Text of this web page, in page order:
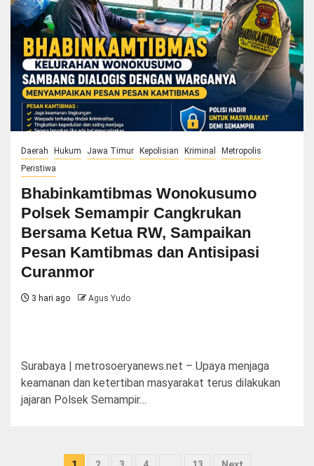
Daerah Hukum Jawa Timur Kepolisian Kriminal
Metropolis
Peristiwa
Bhabinkamtibmas Wonokusumo
Polsek Semampir Cangkrukan
Bersama Ketua RW, Sampaikan
Pesan Kamtibmas dan Antisipasi
Curanmor
3 hari ago Agus Yudo
Surabaya | metrosoeryanews.net – Upaya menjaga
keamanan dan ketertiban masyarakat terus dilakukan
jajaran Polsek Semampir…